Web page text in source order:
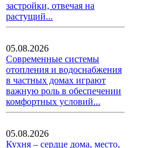
застройки, отвечая на
растущий...
05.08.2026
Современные системы
отопления и водоснабжения
в частных домах играют
важную роль в обеспечении
комфортных условий...
05.08.2026
Кухня – сердце дома, место,